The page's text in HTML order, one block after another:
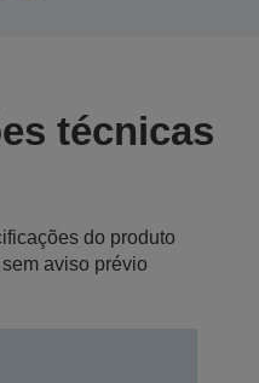
técnicas
do produto
aviso prévio